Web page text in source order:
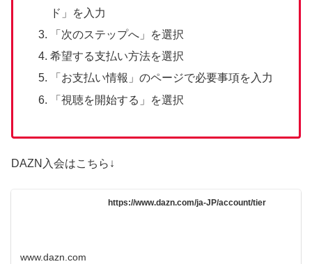
ド」を入力
「次のステップへ」を選択
希望する支払い方法を選択
「お支払い情報」のページで必要事項を入力
「視聴を開始する」を選択
DAZN入会はこちら↓
https://www.dazn.com/ja-JP/account/tier
www.dazn.com